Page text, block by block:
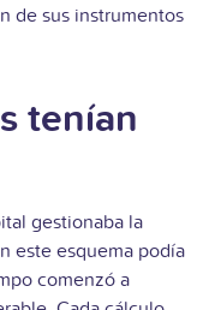
de sus instrumentos
tenían
gestionaba la
este esquema podía
comenzó a